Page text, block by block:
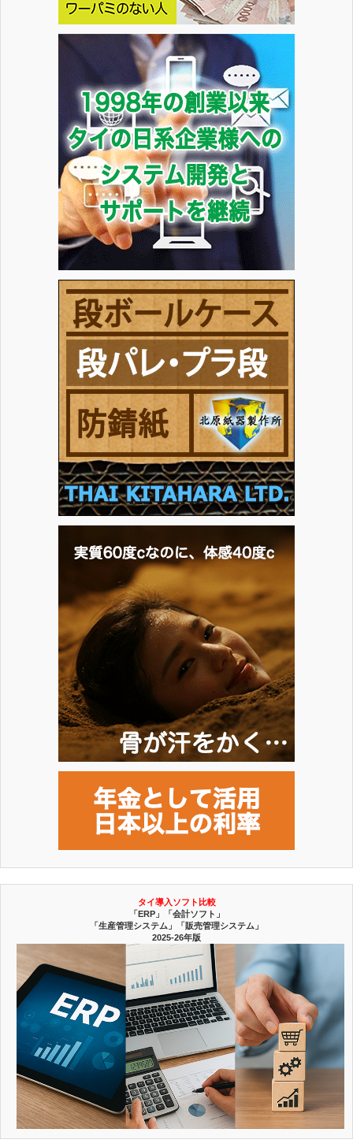
タイ導入ソフト比較
「ERP」「会計ソフト」
「生産管理システム」「販売管理システム」
2025-26年版